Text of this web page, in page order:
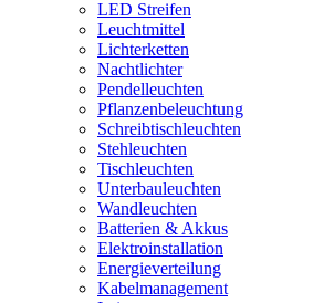
LED Streifen
Leuchtmittel
Lichterketten
Nachtlichter
Pendelleuchten
Pflanzenbeleuchtung
Schreibtischleuchten
Stehleuchten
Tischleuchten
Unterbauleuchten
Wandleuchten
Batterien & Akkus
Elektroinstallation
Energieverteilung
Kabelmanagement